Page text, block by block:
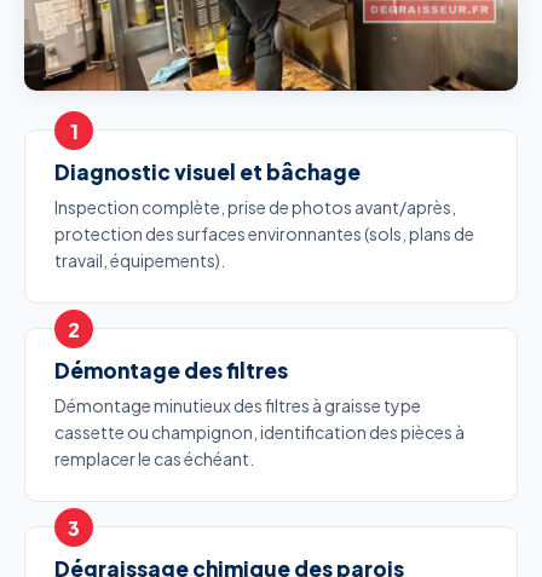
Diagnostic visuel et bâchage
Inspection complète, prise de photos avant/après,
protection des surfaces environnantes (sols, plans de
travail, équipements).
Démontage des filtres
Démontage minutieux des filtres à graisse type
cassette ou champignon, identification des pièces à
remplacer le cas échéant.
Dégraissage chimique des parois